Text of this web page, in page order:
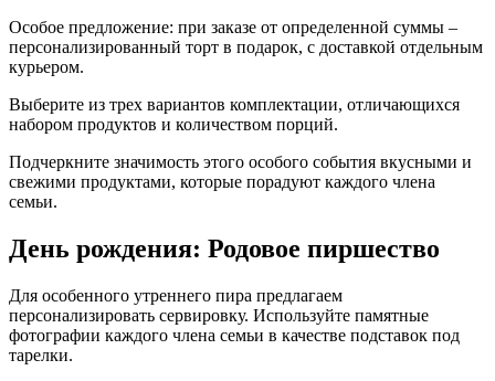
Особое предложение: при заказе от определенной суммы –
персонализированный торт в подарок, с доставкой отдельным
курьером.
Выберите из трех вариантов комплектации, отличающихся
набором продуктов и количеством порций.
Подчеркните значимость этого особого события вкусными и
свежими продуктами, которые порадуют каждого члена
семьи.
День рождения: Родовое пиршество
Для особенного утреннего пира предлагаем
персонализировать сервировку. Используйте памятные
фотографии каждого члена семьи в качестве подставок под
тарелки.